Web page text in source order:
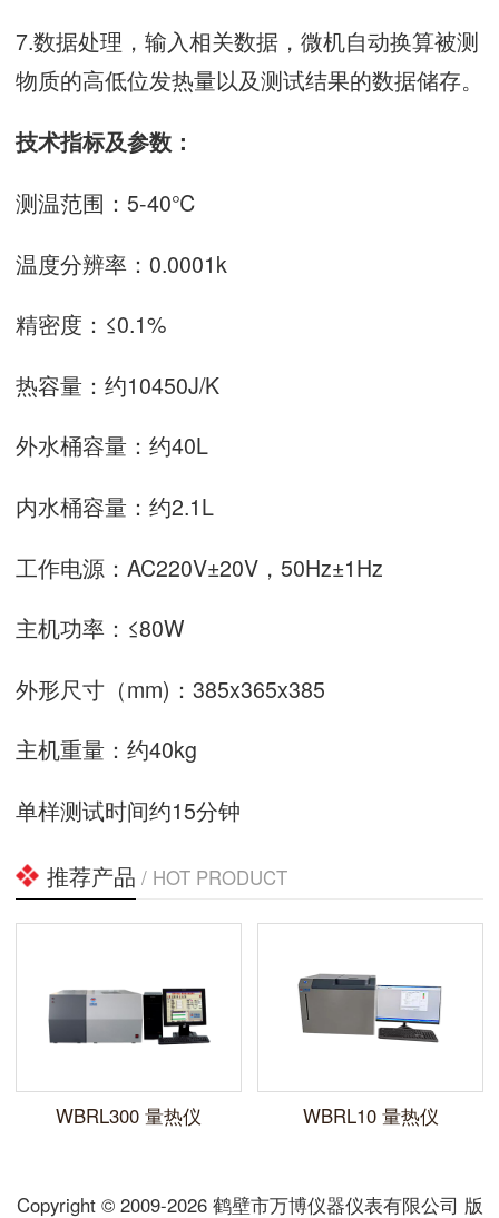
7.数据处理，输入相关数据，微机自动换算被测
物质的高低位发热量以及测试结果的数据储存。
技术指标及参数：
测温范围：5-40℃
温度分辨率：0.0001k
精密度：≤0.1%
热容量：约10450J/K
外水桶容量：约40L
内水桶容量：约2.1L
工作电源：AC220V±20V，50Hz±1Hz
主机功率：≤80W
外形尺寸（mm)：385x365x385
主机重量：约40kg
单样测试时间约15分钟
推荐产品 / HOT PRODUCT
WBRL300 量热仪 WBRL10 量热仪
Copyright © 2009-2026 鹤壁市万博仪器仪表有限公司 版